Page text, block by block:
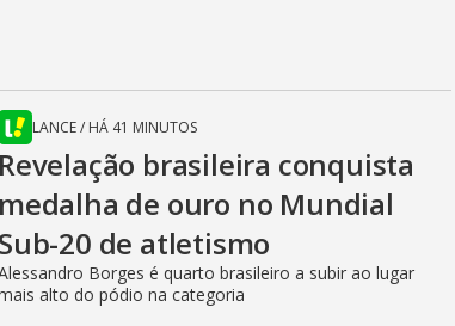
LANCE/ HÁ 41 MINUTOS
Revelação brasileira conquista
medalha de ouro no Mundial
Sub-20 de atletismo
Borges é quarto brasileiro a subir ao lugar
alto do pódio na categoria